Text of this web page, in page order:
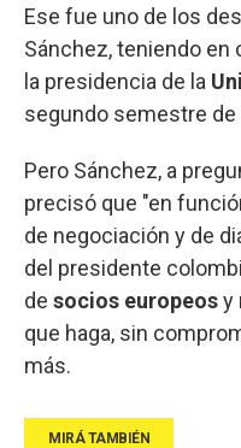
Ese fue uno de los
Sánchez, teniendo en
la presidencia de la
segundo semestre de
Pero Sánchez, a
precisó que "en
de negociación y de
del presidente
de socios europeosy
que haga, sin
más.